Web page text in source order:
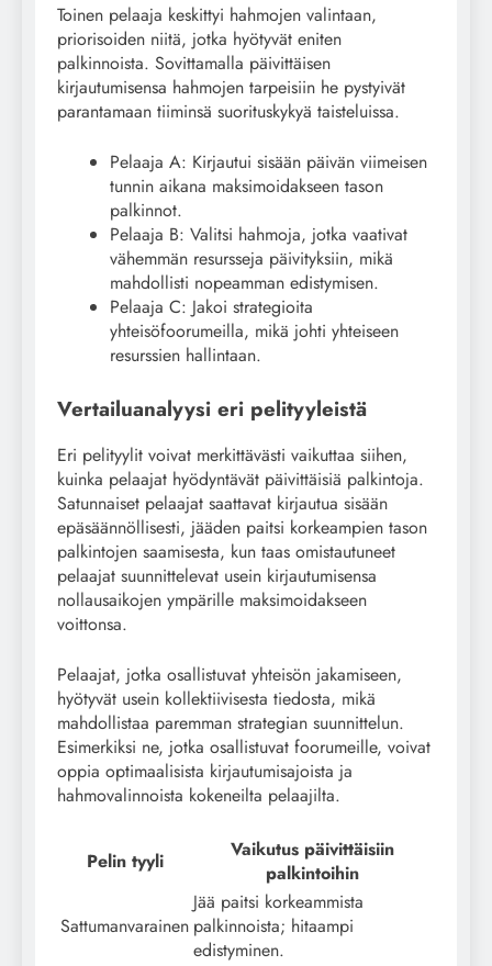
Toinen pelaaja keskittyi hahmojen valintaan,
priorisoiden niitä, jotka hyötyvät eniten
palkinnoista. Sovittamalla päivittäisen
kirjautumisensa hahmojen tarpeisiin he pystyivät
parantamaan tiiminsä suorituskykyä taisteluissa.
Pelaaja A: Kirjautui sisään päivän viimeisen
tunnin aikana maksimoidakseen tason
palkinnot.
Pelaaja B: Valitsi hahmoja, jotka vaativat
vähemmän resursseja päivityksiin, mikä
mahdollisti nopeamman edistymisen.
Pelaaja C: Jakoi strategioita
yhteisöfoorumeilla, mikä johti yhteiseen
resurssien hallintaan.
Vertailuanalyysi eri pelityyleistä
Eri pelityylit voivat merkittävästi vaikuttaa siihen,
kuinka pelaajat hyödyntävät päivittäisiä palkintoja.
Satunnaiset pelaajat saattavat kirjautua sisään
epäsäännöllisesti, jääden paitsi korkeampien tason
palkintojen saamisesta, kun taas omistautuneet
pelaajat suunnittelevat usein kirjautumisensa
nollausaikojen ympärille maksimoidakseen
voittonsa.
Pelaajat, jotka osallistuvat yhteisön jakamiseen,
hyötyvät usein kollektiivisesta tiedosta, mikä
mahdollistaa paremman strategian suunnittelun.
Esimerkiksi ne, jotka osallistuvat foorumeille, voivat
oppia optimaalisista kirjautumisajoista ja
hahmovalinnoista kokeneilta pelaajilta.
Pelin tyyli
Vaikutus päivittäisiin
palkintoihin
Sattumanvarainen
Jää paitsi korkeammista
palkinnoista; hitaampi
edistyminen.